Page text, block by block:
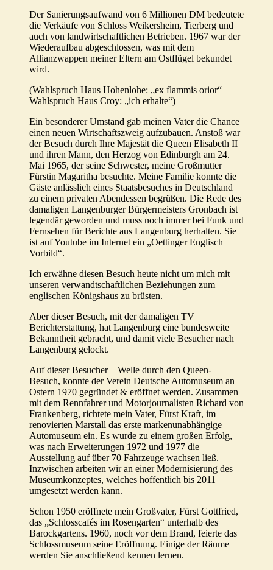
Der Sanierungsaufwand von 6 Millionen DM bedeutete
die Verkäufe von Schloss Weikersheim, Tierberg und
auch von landwirtschaftlichen Betrieben. 1967 war der
Wiederaufbau abgeschlossen, was mit dem
Allianzwappen meiner Eltern am Ostflügel bekundet
wird.
(Wahlspruch Haus Hohenlohe: „ex flammis orior“
Wahlspruch Haus Croy: „ich erhalte“)
Ein besonderer Umstand gab meinen Vater die Chance
einen neuen Wirtschaftszweig aufzubauen. Anstoß war
der Besuch durch Ihre Majestät die Queen Elisabeth II
und ihren Mann, den Herzog von Edinburgh am 24.
Mai 1965, der seine Schwester, meine Großmutter
Fürstin Magaritha besuchte. Meine Familie konnte die
Gäste anlässlich eines Staatsbesuches in Deutschland
zu einem privaten Abendessen begrüßen. Die Rede des
damaligen Langenburger Bürgermeisters Gronbach ist
legendär geworden und muss noch immer bei Funk und
Fernsehen für Berichte aus Langenburg herhalten. Sie
ist auf Youtube im Internet ein „Oettinger Englisch
Vorbild“.
Ich erwähne diesen Besuch heute nicht um mich mit
unseren verwandtschaftlichen Beziehungen zum
englischen Königshaus zu brüsten.
Aber dieser Besuch, mit der damaligen TV
Berichterstattung, hat Langenburg eine bundesweite
Bekanntheit gebracht, und damit viele Besucher nach
Langenburg gelockt.
Auf dieser Besucher – Welle durch den Queen-
Besuch, konnte der Verein Deutsche Automuseum an
Ostern 1970 gegründet & eröffnet werden. Zusammen
mit dem Rennfahrer und Motorjournalisten Richard von
Frankenberg, richtete mein Vater, Fürst Kraft, im
renovierten Marstall das erste markenunabhängige
Automuseum ein. Es wurde zu einem großen Erfolg,
was nach Erweiterungen 1972 und 1977 die
Ausstellung auf über 70 Fahrzeuge wachsen ließ.
Inzwischen arbeiten wir an einer Modernisierung des
Museumkonzeptes, welches hoffentlich bis 2011
umgesetzt werden kann.
Schon 1950 eröffnete mein Großvater, Fürst Gottfried,
das „Schlosscafés im Rosengarten“ unterhalb des
Barockgartens. 1960, noch vor dem Brand, feierte das
Schlossmuseum seine Eröffnung. Einige der Räume
werden Sie anschließend kennen lernen.